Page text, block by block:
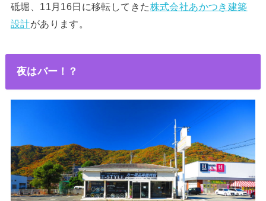
砥堀、11月16日に移転してきた株式会社あかつき建築
設計があります。
夜はバー！？